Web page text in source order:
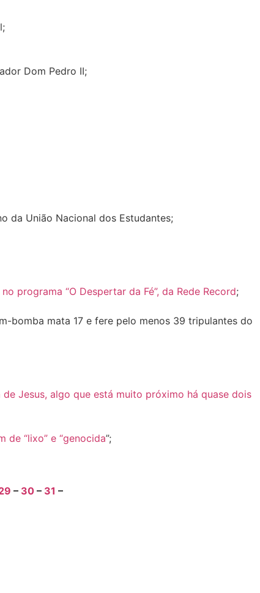
Dom Pedro II;
da União Nacional dos Estudantes;
programa “O Despertar da Fé”, da Rede Record;
bomba mata 17 e fere pelo menos 39 tripulantes do
Jesus, algo que está muito próximo há quase dois
de “lixo” e “genocida”;
– 30 – 31 –